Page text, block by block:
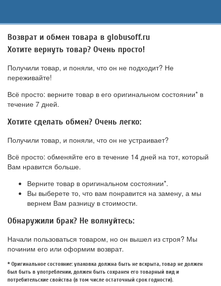
Возврат и обмен товара в globusoff.ru
Хотите вернуть товар? Очень просто!
Получили товар, и поняли, что он не подходит? Не
переживайте!
Всё просто: верните товар в его оригинальном состоянии* в
течение 7 дней.
Хотите сделать обмен? Очень легко:
Получили товар, и поняли, что он не устраивает?
Всё просто: обменяйте его в течение 14 дней на тот, который
Вам нравится больше.
Верните товар в оригинальном состоянии*.
Вы выберете то, что вам понравится на замену, а мы
вернем Вам разницу в стоимости.
Обнаружили брак? Не волнуйтесь:
Начали пользоваться товаром, но он вышел из строя? Мы
починим его или оформим возврат.
* Оригинальное состояние: упаковка должна быть не вскрыта, товар не должен
был быть в употреблении, должен быть сохранен его товарный вид и
потребительские свойства (в том числе остаточный срок годности).